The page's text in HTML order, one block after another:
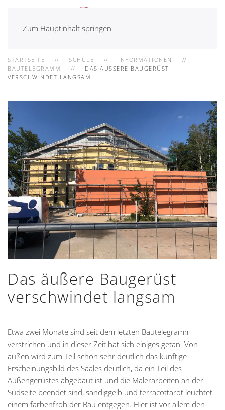
Zum Hauptinhalt springen
STARTSEITE SCHULE
INFORMATIONEN
BAUTELEGRAMM
DAS ÄUSSERE BAUGERÜST V
ERSCHWINDET LANGSAM
Das äußere Baugerüst
verschwindet langsam
Etwa zwei Monate sind seit dem letzten Bautelegramm
verstrichen und in dieser Zeit hat sich einiges getan. Von
außen wird zum Teil schon sehr deutlich das künftige
Erscheinungsbild des Saales deutlich, da ein Teil des
Außengerüstes abgebaut ist und die Malerarbeiten an der
Südseite beendet sind, sandiggelb und terracottarot leuchtet
einem farbenfroh der Bau entgegen. Hier ist vor allem den